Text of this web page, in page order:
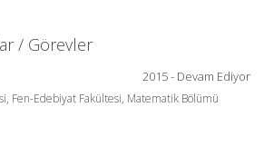
/ Görevler
2015 - Devam Ediyor
Fen-Edebiyat Fakültesi, Matematik Bölümü